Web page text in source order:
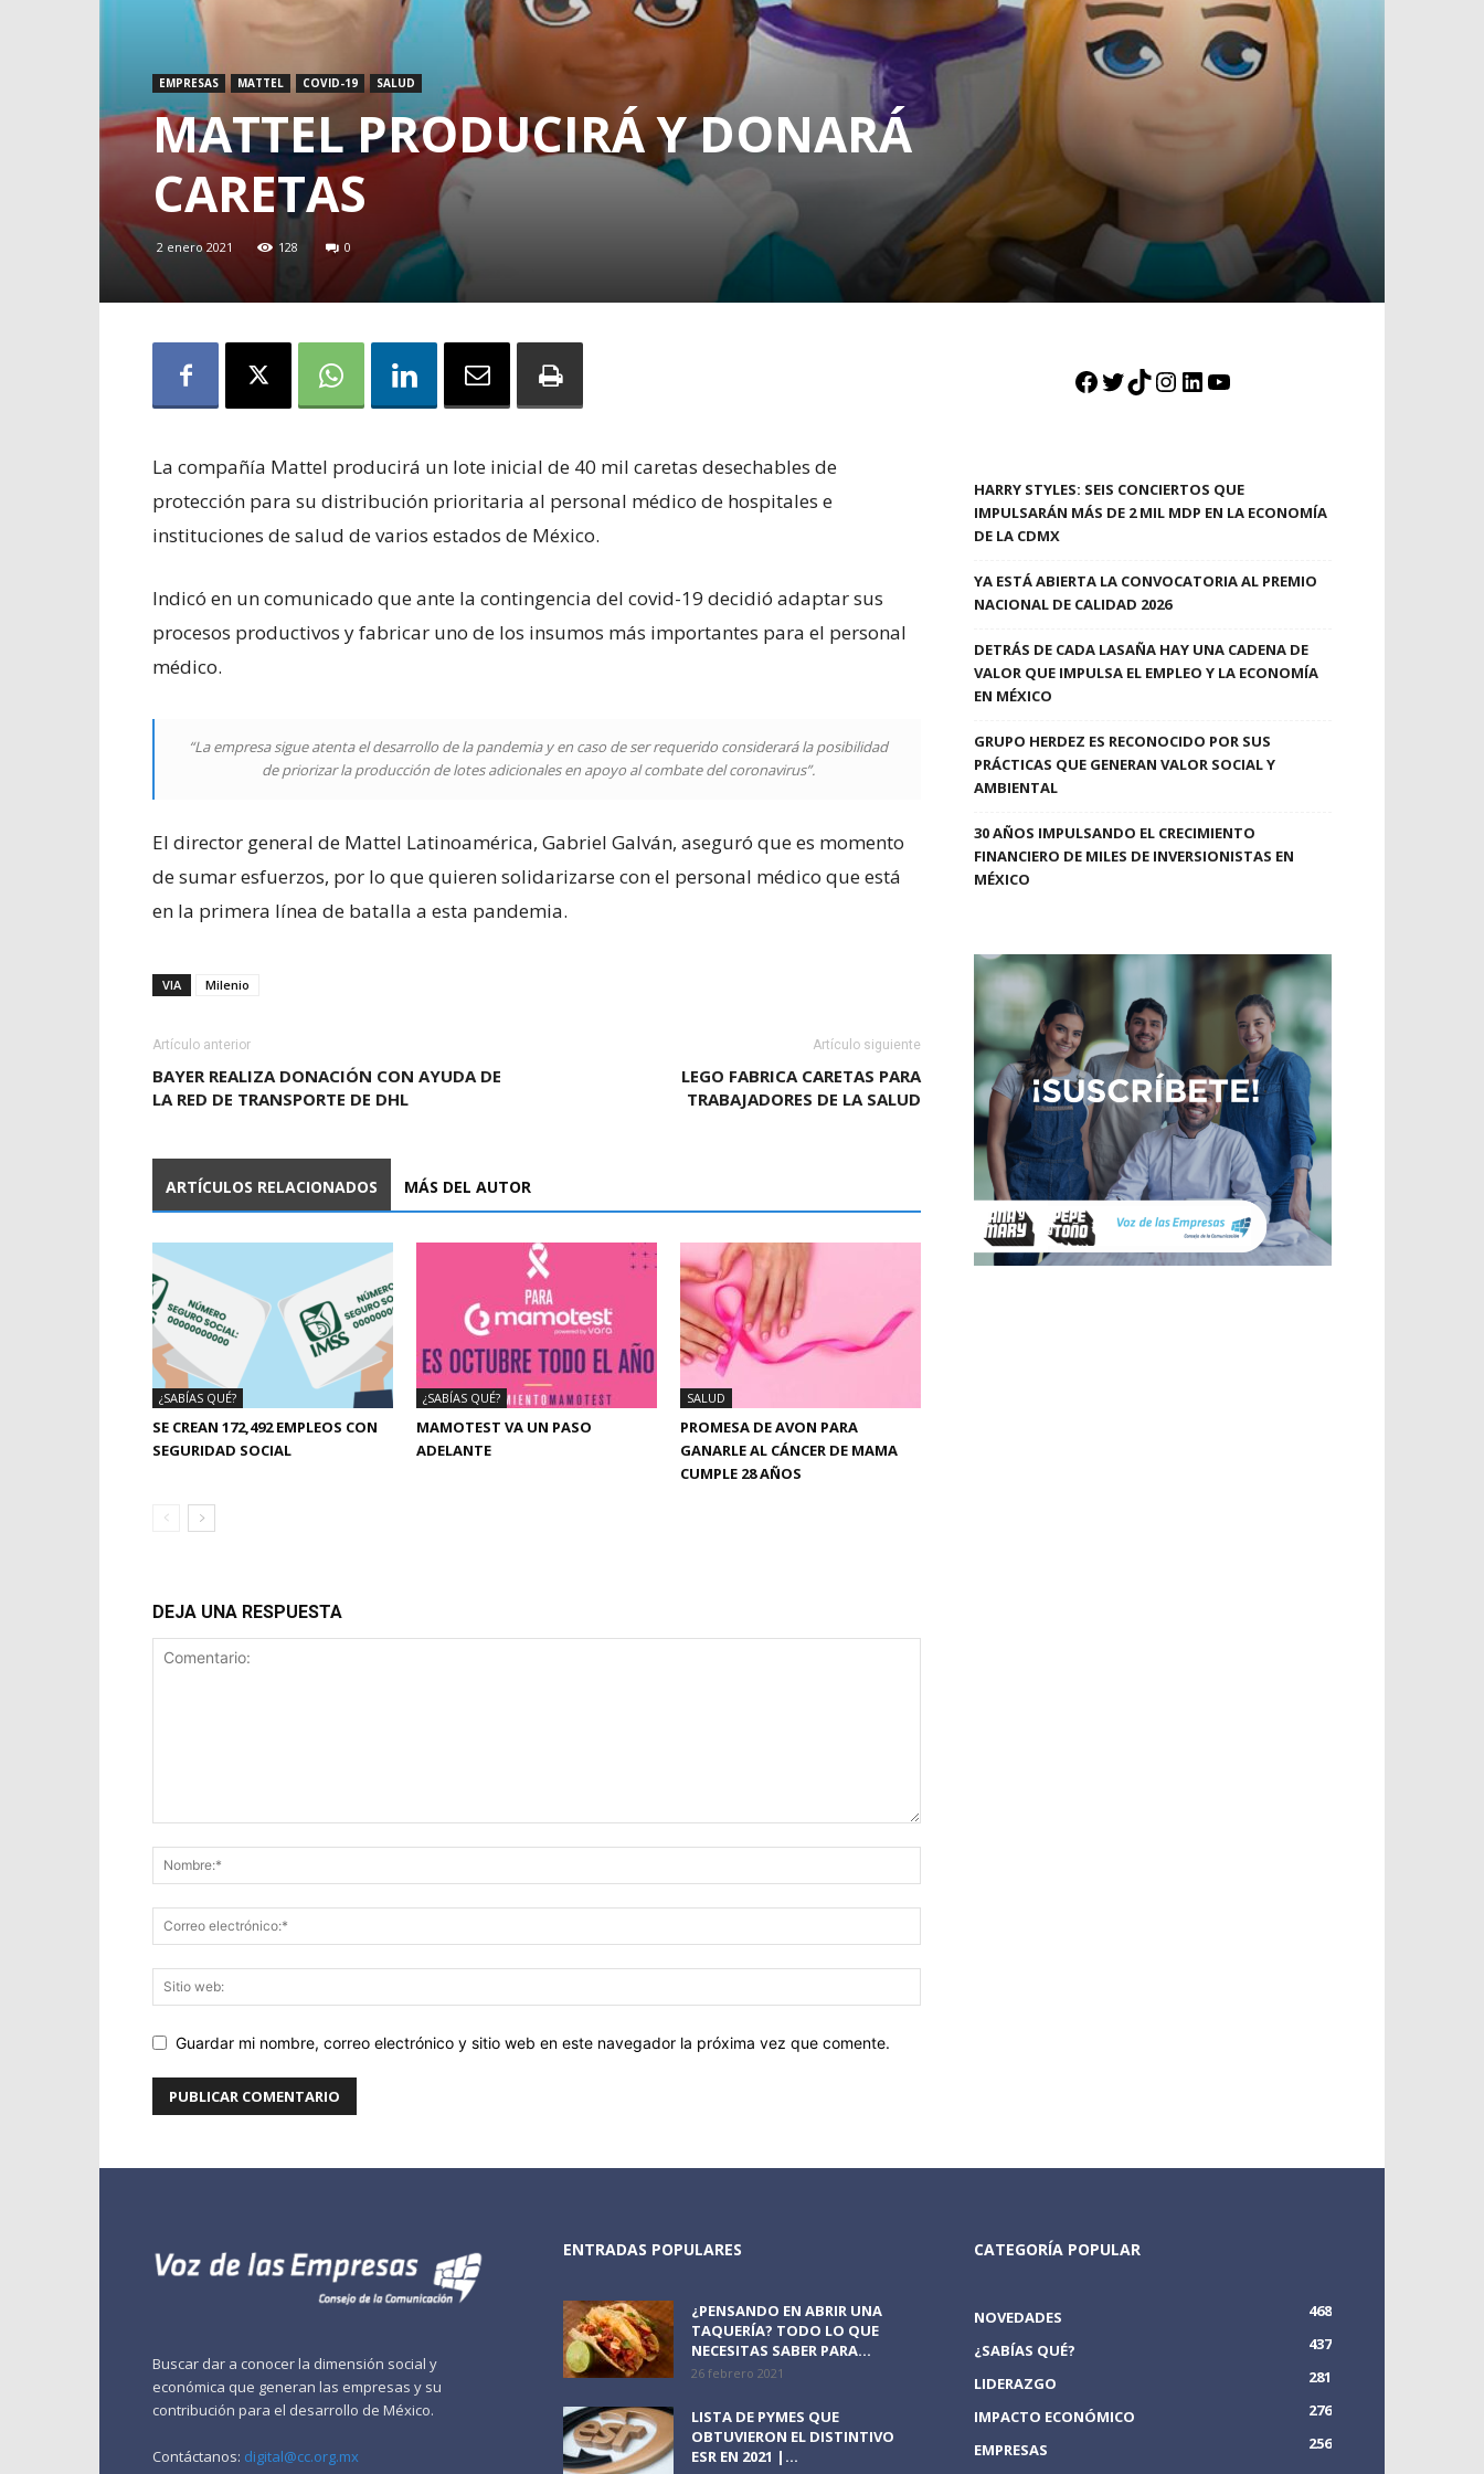
EMPRESAS MATTEL COVID-19 SALUD
MATTEL PRODUCIRÁ Y DONARÁ
CARETAS
2 enero 2021 128 0
La compañía Mattel producirá un lote inicial de 40 mil caretas desechables de
protección para su distribución prioritaria al personal médico de hospitales e
instituciones de salud de varios estados de México.
Indicó en un comunicado que ante la contingencia del covid-19 decidió adaptar sus
procesos productivos y fabricar uno de los insumos más importantes para el personal
médico.
“La empresa sigue atenta el desarrollo de la pandemia y en caso de ser requerido considerará la posibilidad
de priorizar la producción de lotes adicionales en apoyo al combate del coronavirus”.
El director general de Mattel Latinoamérica, Gabriel Galván, aseguró que es momento
de sumar esfuerzos, por lo que quieren solidarizarse con el personal médico que está
en la primera línea de batalla a esta pandemia.
VIA Milenio
Artículo anterior
BAYER REALIZA DONACIÓN CON AYUDA DE
LA RED DE TRANSPORTE DE DHL
Artículo siguiente
LEGO FABRICA CARETAS PARA
TRABAJADORES DE LA SALUD
ARTÍCULOS RELACIONADOS MÁS DEL AUTOR
¿SABÍAS QUÉ?
SE CREAN 172,492 EMPLEOS CON
SEGURIDAD SOCIAL
¿SABÍAS QUÉ?
MAMOTEST VA UN PASO
ADELANTE
SALUD
PROMESA DE AVON PARA
GANARLE AL CÁNCER DE MAMA
CUMPLE 28 AÑOS
DEJA UNA RESPUESTA
Guardar mi nombre, correo electrónico y sitio web en este navegador la próxima vez que comente.
Facebook
Twitter
TikTok
Instagram
LinkedIn
YouTube
HARRY STYLES: SEIS CONCIERTOS QUE
IMPULSARÁN MÁS DE 2 MIL MDP EN LA ECONOMÍA
DE LA CDMX
YA ESTÁ ABIERTA LA CONVOCATORIA AL PREMIO
NACIONAL DE CALIDAD 2026
DETRÁS DE CADA LASAÑA HAY UNA CADENA DE
VALOR QUE IMPULSA EL EMPLEO Y LA ECONOMÍA
EN MÉXICO
GRUPO HERDEZ ES RECONOCIDO POR SUS
PRÁCTICAS QUE GENERAN VALOR SOCIAL Y
AMBIENTAL
30 AÑOS IMPULSANDO EL CRECIMIENTO
FINANCIERO DE MILES DE INVERSIONISTAS EN
MÉXICO
Buscar dar a conocer la dimensión social y
económica que generan las empresas y su
contribución para el desarrollo de México.
Contáctanos: digital@cc.org.mx
ENTRADAS POPULARES
¿PENSANDO EN ABRIR UNA
TAQUERÍA? TODO LO QUE
NECESITAS SABER PARA...
26 febrero 2021
LISTA DE PYMES QUE
OBTUVIERON EL DISTINTIVO
ESR EN 2021 |...
CATEGORÍA POPULAR
NOVEDADES
468
¿SABÍAS QUÉ?
437
LIDERAZGO
281
IMPACTO ECONÓMICO
276
EMPRESAS
256